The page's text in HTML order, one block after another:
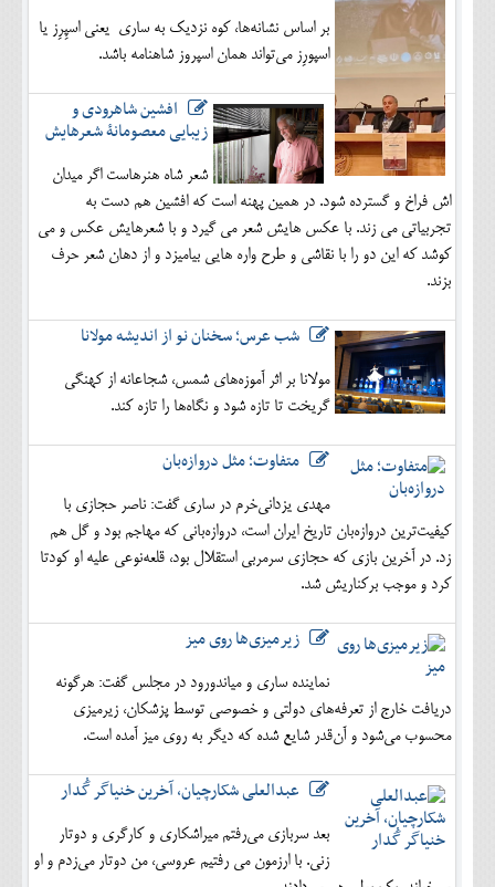
بر اساس نشانه‌ها، کوه نزدیک به ساری یعنی اسپِرِز یا
اسپورِز می‌تواند همان اسپروز شاهنامه باشد.
افشین شاهرودی و
زیبایی معصومانۀ شعرهایش
شعر شاه هنرهاست اگر میدان
اش فراخ و گسترده شود. در همین پهنه است که افشین هم دست به
تجربیاتی می زند. با عکس هایش شعر می گیرد و با شعرهایش عکس و می
کوشد که این دو را با نقاشی و طرح واره هایی بیامیزد و از دهان شعر حرف
بزند.
شب عرس؛ سخنان نو از اندیشه مولانا
مولانا بر اثر آموزه‌های شمس، شجاعانه از کهنگی
گریخت تا تازه شود و نگاه‌ها را تازه کند.
متفاوت؛ مثل دروازه‌بان
مهدی یزدانی‌خرم در ساری گفت: ناصر حجازی با
کیفیت‌ترین دروازه‌بان تاریخ ایران است، دروازه‌بانی که مهاجم بود و گل هم
زد. در آخرین بازی که حجازی سرمربی استقلال بود، قلعه‌نوعی علیه او کودتا
کرد و موجب برکناریش شد.
زیرمیزی‌ها روی میز
نماینده ساری و میاندورود در مجلس گفت: هرگونه
دریافت خارج از تعرفه‌های دولتی و خصوصی توسط پزشکان، زیرمیزی
محسوب می‌شود و آن‌قدر شایع شده که دیگر به روی میز آمده است.
عبدالعلی شکارچیان، آخرین خنیاگر گُدار
بعد سربازی می‌رفتم میراشکاری و کارگری و دوتار
زنی. با ارزمون می رفتیم عروسی، من دوتار می‌زدم و او